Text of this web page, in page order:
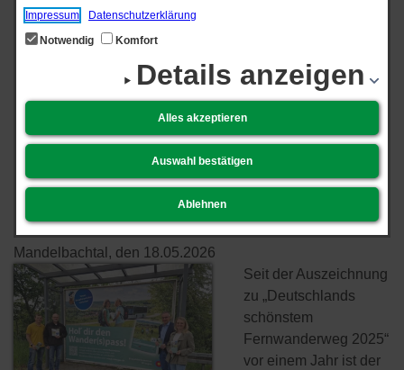
Impressum
Datenschutzerklärung
Notwendig
Komfort
Details anzeigen
Alles akzeptieren
Auswahl bestätigen
Ablehnen
Neue Kampagne für
den Bliessteig:
Wandern und Bus oder
Bahn nutzen – jetzt mit
Gutschein
Mandelbachtal, den 18.​05.​2026
Seit der Auszeichnung
zu „Deutschlands
schönstem
Fernwanderweg 2025“
vor einem Jahr ist der